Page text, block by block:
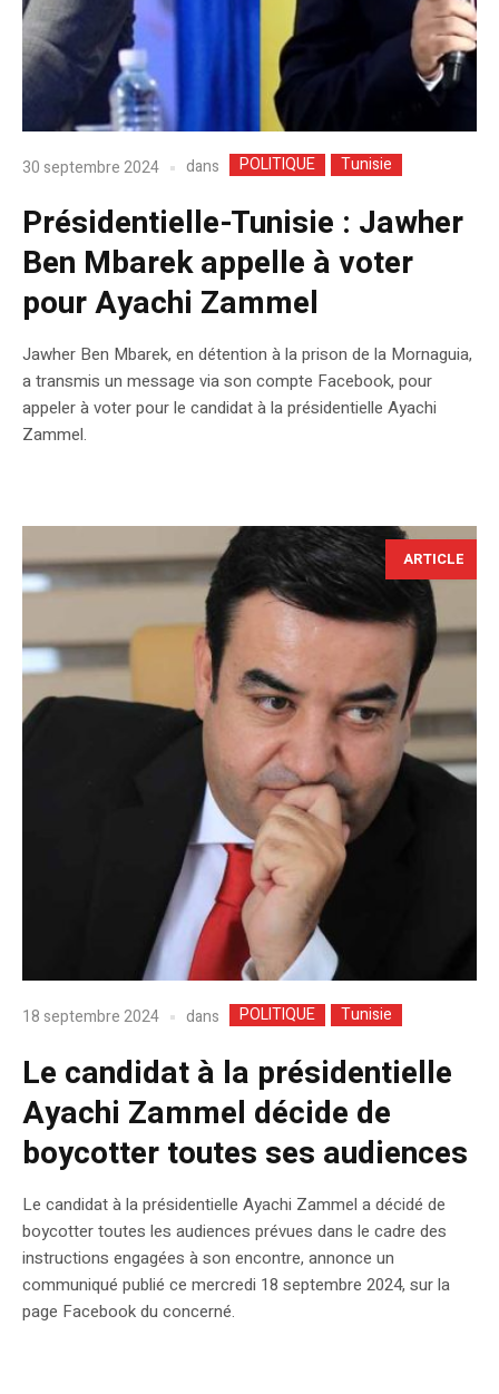
30 septembre 2024 dans POLITIQUE Tunisie
Présidentielle-Tunisie : Jawher
Ben Mbarek appelle à voter
pour Ayachi Zammel
Jawher Ben Mbarek, en détention à la prison de la Mornaguia,
a transmis un message via son compte Facebook, pour
appeler à voter pour le candidat à la présidentielle Ayachi
Zammel.
ARTICLE
18 septembre 2024 dans POLITIQUE Tunisie
Le candidat à la présidentielle
Ayachi Zammel décide de
boycotter toutes ses audiences
Le candidat à la présidentielle Ayachi Zammel a décidé de
boycotter toutes les audiences prévues dans le cadre des
instructions engagées à son encontre, annonce un
communiqué publié ce mercredi 18 septembre 2024, sur la
page Facebook du concerné.